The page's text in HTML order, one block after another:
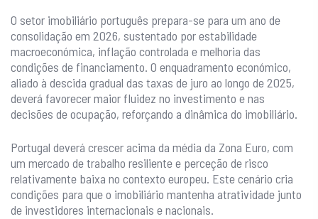
O setor imobiliário português prepara-se para um ano de
consolidação em 2026, sustentado por estabilidade
macroeconómica, inflação controlada e melhoria das
condições de financiamento. O enquadramento económico,
aliado à descida gradual das taxas de juro ao longo de 2025,
deverá favorecer maior fluidez no investimento e nas
decisões de ocupação, reforçando a dinâmica do imobiliário.
Portugal deverá crescer acima da média da Zona Euro, com
um mercado de trabalho resiliente e perceção de risco
relativamente baixa no contexto europeu. Este cenário cria
condições para que o imobiliário mantenha atratividade junto
de investidores internacionais e nacionais.